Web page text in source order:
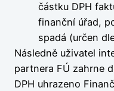
částku DPH
finanční úřad,
spadá (určen
Následně uživatel
partnera FÚ zahrne
DPH uhrazeno